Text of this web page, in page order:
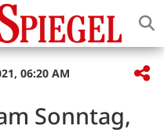
06:20 AM
Sonntag,